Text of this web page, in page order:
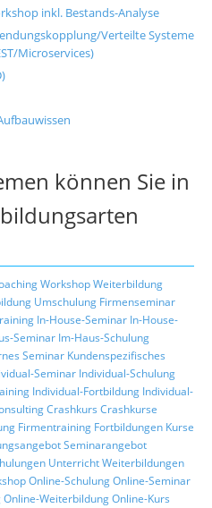
inkl. Bestands-Analyse
Verteilte Systeme
Microservices)
können Sie in
WorkshopWeiterbildung
Umschulung Firmenseminar
In-House-Seminar In-House-
Seminar Im-Haus-Schulung
Seminar Kundenspezifisches
Seminar Individual-Schulung
Individual-Fortbildung Individual-
Crashkurs Crashkurse
Firmentraining Fortbildungen Kurse
Seminarangebot
UnterrichtWeiterbildungen
Online-SchulungOnline-Seminar
Online-WeiterbildungOnline-Kurs